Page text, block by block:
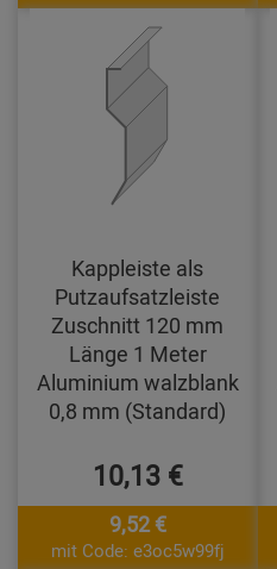
Kappleiste als
Putzaufsatzleiste
Zuschnitt 120 mm
Länge 1 Meter
Aluminium walzblank
0,8 mm (Standard)
10,13 €
9,52 €
mit Code: e3oc5w99fj